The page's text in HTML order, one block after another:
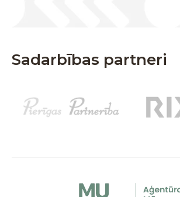
Sadarbības partneri